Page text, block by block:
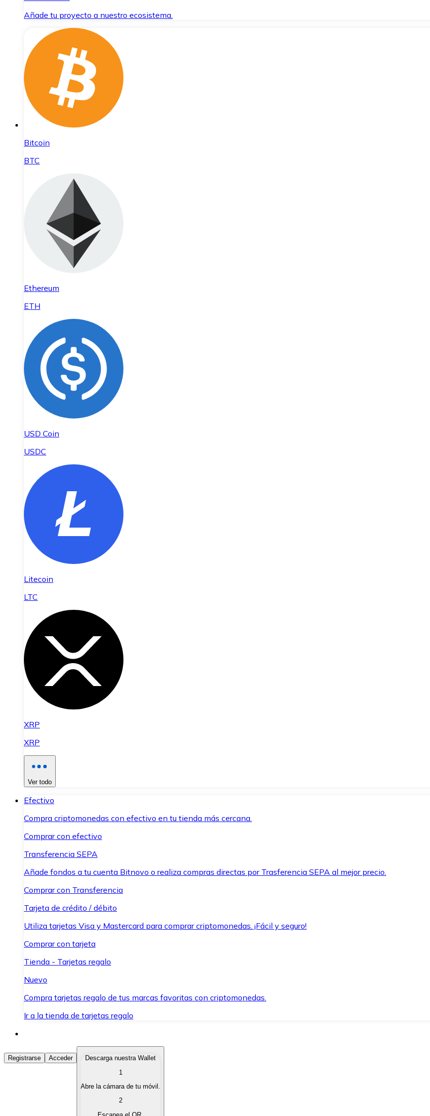
Añade tu proyecto a nuestro ecosistema.
Bitcoin
BTC
Ethereum
ETH
USD Coin
USDC
Litecoin
LTC
XRP
XRP
Ver todo
Efectivo
Compra criptomonedas con efectivo en tu tienda más cercana.
Comprar con efectivo
Transferencia SEPA
Añade fondos a tu cuenta Bitnovo o realiza compras directas por Trasferencia SEPA al mejor precio.
Comprar con Transferencia
Tarjeta de crédito / débito
Utiliza tarjetas Visa y Mastercard para comprar criptomonedas. ¡Fácil y seguro!
Comprar con tarjeta
Tienda - Tarjetas regalo
Nuevo
Compra tarjetas regalo de tus marcas favoritas con criptomonedas.
Ir a la tienda de tarjetas regalo
Comprar Criptomonedas
Compra criptomonedas con diferentes métodos de pago.
Vende tus criptomonedas de forma rápida y segura.
Registrarse Acceder
Descarga nuestra Wallet
1
Abre la cámara de tu móvil.
2